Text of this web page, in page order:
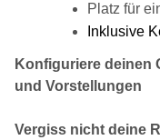
Platz für
Inklusive
Konfiguriere deinen
und Vorstellungen
Vergiss nicht deine